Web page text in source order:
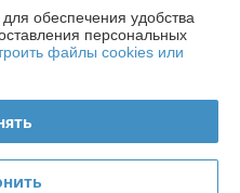
обеспечения удобства
персональных
файлы cookies или